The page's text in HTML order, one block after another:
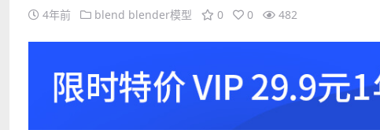
4年前 blend blender模型 0 0 482